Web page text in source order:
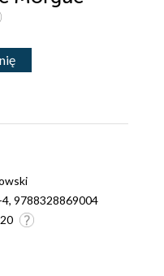
9788328869004